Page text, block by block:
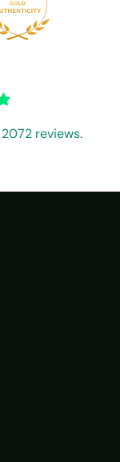
reviews.